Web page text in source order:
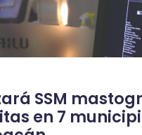
SSM
en 7